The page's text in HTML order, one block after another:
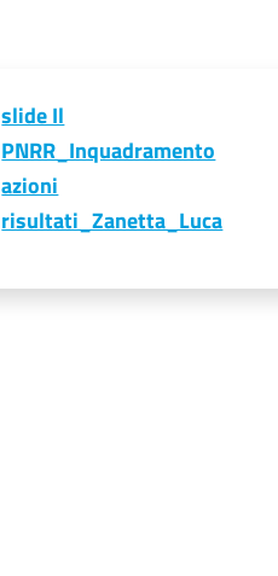
slide Il
PNRR_Inquadramento
azioni
risultati_Zanetta_Luca